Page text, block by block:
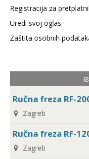
Registracija za
Uredi svoj oglas
Zaštita osobnih
Ručna freza RF-
Zagreb
Ručna freza RF-
Zagreb